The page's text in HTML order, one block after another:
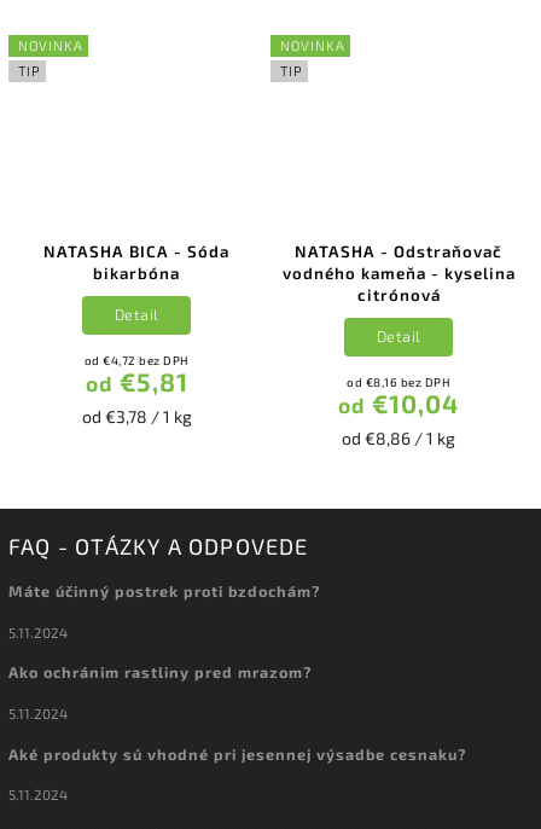
NOVINKA
TIP
NATASHA BICA - Sóda
bikarbóna
od €4,72 bez DPH
od €5,81
od €3,78 / 1 kg
Detail
NOVINKA
TIP
NATASHA - Odstraňovač
vodného kameňa - kyselina
citrónová
od €8,16 bez DPH
od €10,04
od €8,86 / 1 kg
Detail
FAQ - OTÁZKY A ODPOVEDE
Máte účinný postrek proti bzdochám?
5.11.2024
Ako ochránim rastliny pred mrazom?
5.11.2024
Aké produkty sú vhodné pri jesennej výsadbe cesnaku?
5.11.2024